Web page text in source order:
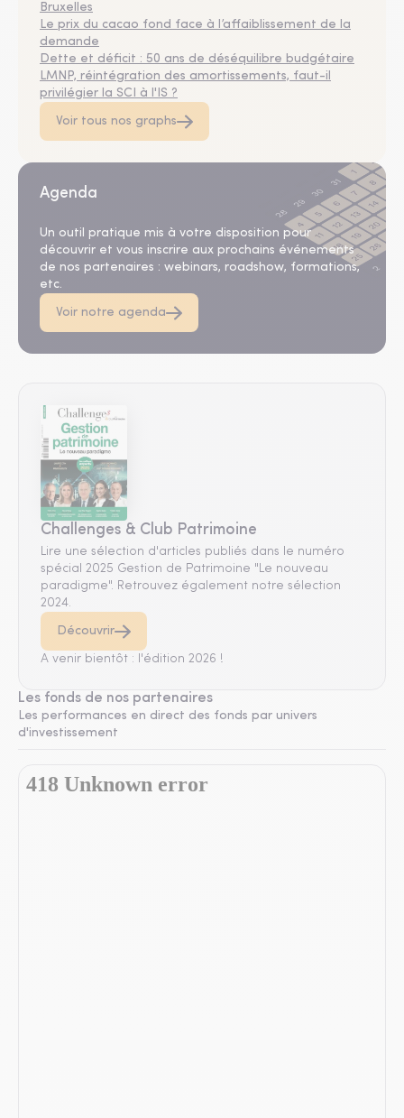
Bruxelles
Le prix du cacao fond face à l’affaiblissement de la
demande
Dette et déficit : 50 ans de déséquilibre budgétaire
LMNP, réintégration des amortissements, faut-il
privilégier la SCI à l'IS ?
Voir tous nos graphs
Agenda
Un outil pratique mis à votre disposition pour
découvrir et vous inscrire aux prochains événements
de nos partenaires : webinars, roadshow, formations,
etc.
Voir notre agenda
Challenges & Club Patrimoine
Lire une sélection d'articles publiés dans le numéro
spécial 2025 Gestion de Patrimoine "Le nouveau
paradigme". Retrouvez également notre sélection
2024.
Découvrir
A venir bientôt : l'édition 2026 !
Les fonds de nos partenaires
Les performances en direct des fonds par univers
d'investissement